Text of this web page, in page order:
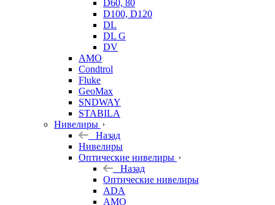
D60, 80
D100, D120
DL
DL G
DV
AMO
Condtrol
Fluke
GeoMax
SNDWAY
STABILA
Нивелиры
Назад
Нивелиры
Оптические нивелиры
Назад
Оптические нивелиры
ADA
AMO